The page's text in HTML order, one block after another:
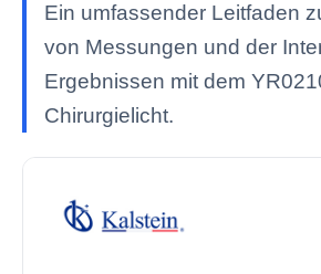
Ein umfassender Leitfaden
von Messungen und der
Ergebnissen mit dem
Chirurgielicht.